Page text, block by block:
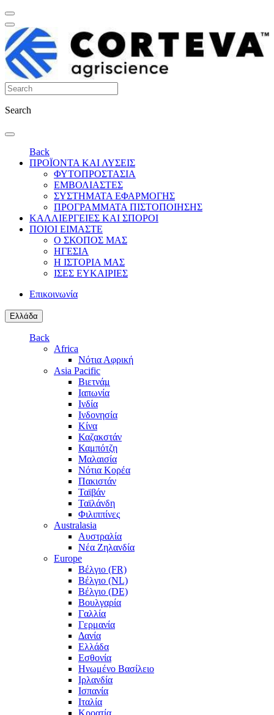
Search
Back
ΠΡΟΪΟΝΤΑ ΚΑΙ ΛΥΣΕΙΣ
ΦΥΤΟΠΡΟΣΤΑΣΙΑ
ΕΜΒΟΛΙΑΣΤΕΣ
ΣΥΣΤΗΜΑΤΑ ΕΦΑΡΜΟΓΗΣ
ΠΡΟΓΡΑΜΜΑΤΑ ΠΙΣΤΟΠΟΙΗΣΗΣ
ΚΑΛΛΙΕΡΓΕΙΕΣ ΚΑΙ ΣΠΟΡΟΙ
ΠΟΙΟΙ ΕΙΜΑΣΤΕ
Ο ΣΚΟΠΟΣ ΜΑΣ
ΗΓΕΣΙΑ
Η ΙΣΤΟΡΙΑ ΜΑΣ
ΙΣΕΣ ΕΥΚΑΙΡΙΕΣ
Επικοινωνία
Ελλάδα
Back
Africa
Νότια Αφρική
Asia Pacific
Βιετνάμ
Ιαπωνία
Ινδία
Ινδονησία
Κίνα
Καζακστάν
Καμπότζη
Μαλαισία
Νότια Κορέα
Πακιστάν
Ταϊβάν
Ταϊλάνδη
Φιλιππίνες
Australasia
Αυστραλία
Νέα Ζηλανδία
Europe
Βέλγιο (FR)
Βέλγιο (NL)
Βέλγιο (DE)
Βουλγαρία
Γαλλία
Γερμανία
Δανία
Ελλάδα
Εσθονία
Ηνωμένο Βασίλειο
Ιρλανδία
Ισπανία
Ιταλία